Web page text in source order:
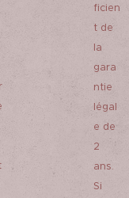
ficien
t de
la
gara
ntie
légal
e de
2
ans.
Si